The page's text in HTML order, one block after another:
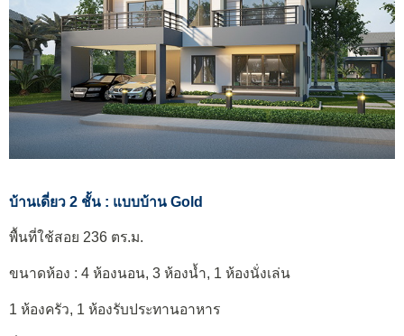
บ้านเดี่ยว 2 ชั้น : แบบบ้าน Gold
พื้นที่ใช้สอย 236 ตร.ม.
ขนาดห้อง : 4 ห้องนอน, 3 ห้องน้ำ, 1 ห้องนั่งเล่น
1 ห้องครัว, 1 ห้องรับประทานอาหาร